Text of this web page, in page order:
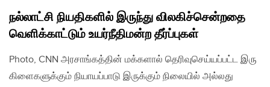
நல்லாட்சி நியதிகளில் இருந்து விலகிச்சென்றதை
வெளிக்காட்டும் உயர்நீதிமன்ற தீர்ப்புகள்
Photo, CNN அரசாங்கத்தின் மக்களால் தெரிவுசெய்யப்பட்ட இரு
கிளைகளுக்கும் நியாயப்பாடு இருக்கும் நிலையில் அல்லது